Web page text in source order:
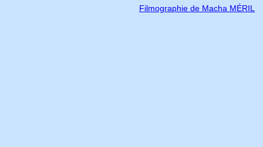
Filmographie de Macha MÉRIL